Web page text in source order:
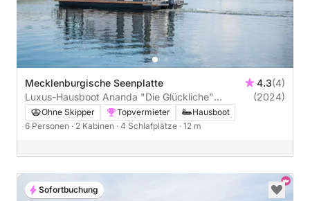
Mecklenburgische Seenplatte 4.3(4)
Luxus-Hausboot Ananda "Die Glückliche"
Führerscheinfrei (Charterschein)
(2024)
Ohne Skipper Topvermieter
Hausboot
6 Personen · 2 Kabinen · 4 Schlafplätze · 12 m
Sofortbuchung